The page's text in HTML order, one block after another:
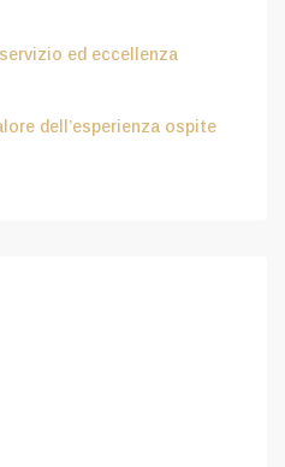
ed eccellenza
dell’esperienza ospite